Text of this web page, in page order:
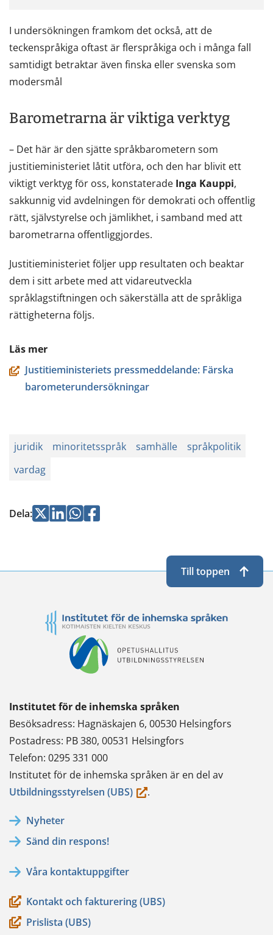
I undersökningen framkom det också, att de
teckenspråkiga oftast är flerspråkiga och i många fall
samtidigt betraktar även finska eller svenska som
modersmål
Barometrarna är viktiga verktyg
– Det här är den sjätte språkbarometern som
justitieministeriet låtit utföra, och den har blivit ett
viktigt verktyg för oss, konstaterade Inga Kauppi,
sakkunnig vid avdelningen för demokrati och offentlig
rätt, självstyrelse och jämlikhet, i samband med att
barometrarna offentliggjordes.
Justitieministeriet följer upp resultaten och beaktar
dem i sitt arbete med att vidareutveckla
språklagstiftningen och säkerställa att de språkliga
rättigheterna följs.
Läs mer
Justitieministeriets pressmeddelande: Färska
barometerundersökningar
juridik minoritetsspråk samhälle
språkpolitik
vardag
Dela:Jaa Jaa Jaa
Jaa
Institutet för de inhemska språken
Besöksadress: Hagnäskajen 6, 00530 Helsingfors
Postadress: PB 380, 00531 Helsingfors
Telefon: 0295 331 000
Institutet för de inhemska språken är en del av
Utbildningsstyrelsen (UBS)(du.
Nyheter
Sänd din respons!
Våra kontaktuppgifter
Kontakt och fakturering (UBS)
Prislista (UBS)
Till toppen